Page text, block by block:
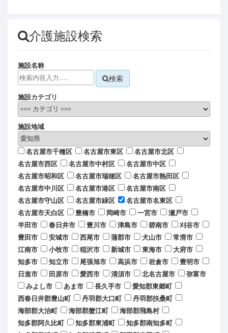
介護施設検索
施設名称
検索
施設カテゴリ
施設地域
名古屋市千種区 名古屋市東区
名古屋市北区
名古屋市西区
名古屋市中村区
名古屋市中区
名古屋市昭和区
名古屋市瑞穂区
名古屋市熱田区
名古屋市中川区
名古屋市港区
名古屋市南区
名古屋市守山区
名古屋市緑区
名古屋市名東区
名古屋市天白区
豊橋市 岡崎市 一宮市
瀬戸市
半田市
春日井市 豊川市 津島市 碧南市
刈谷市
豊田市
安城市 西尾市 蒲郡市 犬山市
常滑市
江南市
小牧市 稲沢市 新城市 東海市
大府市
知多市
知立市 尾張旭市 高浜市 岩倉市
豊明市
日進市
田原市 愛西市 清須市 北名古屋市
弥富市
みよし市
あま市 長久手市
愛知郡東郷町
西春日井郡豊山町
丹羽郡大口町
丹羽郡扶桑町
海部郡大治町
海部郡蟹江町
海部郡飛島村
知多郡阿久比町
知多郡東浦町
知多郡南知多町